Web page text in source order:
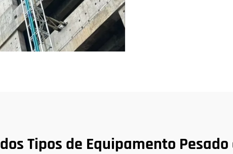
Tipos de Equipamento